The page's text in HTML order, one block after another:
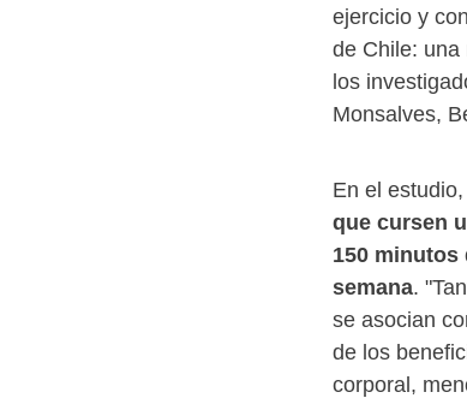
ejercicio y
de Chile: una
los
Monsalves,
En el
que cursen
150 minutos
semana.
se asocian
de los
corporal,